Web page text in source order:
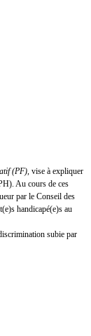
(PF) , vise à expliquer
Au cours de ces
par le Conseil des
handicapé(e)s au
subie par